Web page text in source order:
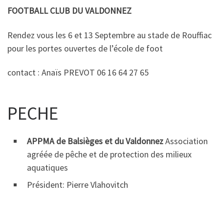
FOOTBALL CLUB DU VALDONNEZ
Rendez vous les 6 et 13 Septembre au stade de Rouffiac
pour les portes ouvertes de l’école de foot
contact : Anaïs PREVOT 06 16 64 27 65
PECHE
APPMA de Balsièges et du ValdonnezAssociation
agréée de pêche et de protection des milieux
aquatiques
Président: Pierre Vlahovitch